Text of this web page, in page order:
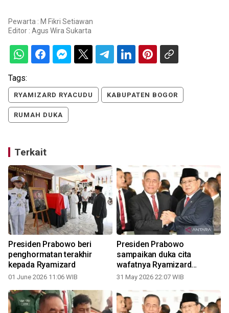
Pewarta : M Fikri Setiawan
Editor : Agus Wira Sukarta
Tags:
RYAMIZARD RYACUDU KABUPATEN BOGOR
RUMAH DUKA
Terkait
Presiden Prabowo beri
penghormatan terakhir
kepada Ryamizard
01 June 2026 11:06 WIB
Presiden Prabowo
sampaikan duka cita
wafatnya Ryamizard
Ryacudu
31 May 2026 22:07 WIB